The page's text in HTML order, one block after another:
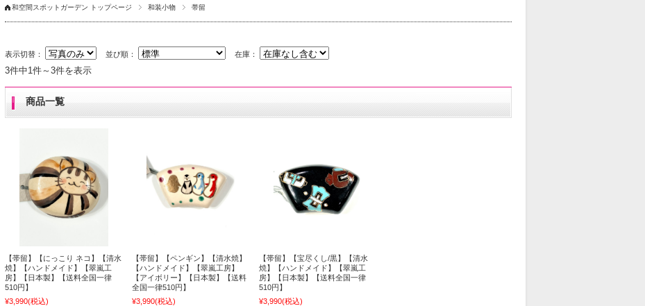
和空間スポットガーデン トップページ 和装小物 帯留
表示切替： 並び順： 在庫：
3件中1件～3件を表示
商品一覧
【帯留】【にっこり ネコ】【清水
焼】【ハンドメイド】【翠嵐工
房】【日本製】【送料全国一律
510円】
¥3,990(税込)
【帯留】【ペンギン】【清水焼】
【ハンドメイド】【翠嵐工房】
【アイボリー】【日本製】【送料
全国一律510円】
¥3,990(税込)
【帯留】【宝尽くし/黒】【清水
焼】【ハンドメイド】【翠嵐工
房】【日本製】【送料全国一律
510円】
¥3,990(税込)